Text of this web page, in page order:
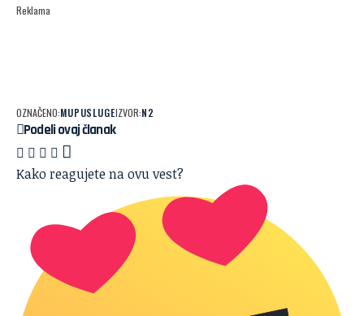
Reklama
OZNAČENO:MUPUSLUGEIZVOR:N2
Podeli ovaj članak
Kako reagujete na ovu vest?